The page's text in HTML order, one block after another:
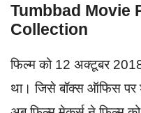
Tumbbad Movie
Collection
फिल्म को 12 अक्टूबर 2018
था। जिसे बॉक्स ऑफिस पर